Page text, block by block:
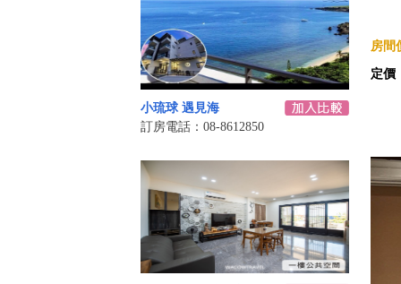
小琉球 遇見海
訂房電話：08-8612850
房間
定價